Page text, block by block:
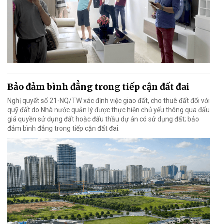
Bảo đảm bình đẳng trong tiếp cận đất đai
Nghị quyết số 21-NQ/TW xác định việc giao đất, cho thuê đất đối với
quỹ đất do Nhà nước quản lý được thực hiện chủ yếu thông qua đấu
giá quyền sử dụng đất hoặc đấu thầu dự án có sử dụng đất; bảo
đảm bình đẳng trong tiếp cận đất đai.